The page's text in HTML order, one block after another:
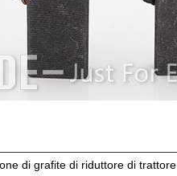
di grafite di riduttore di trattore